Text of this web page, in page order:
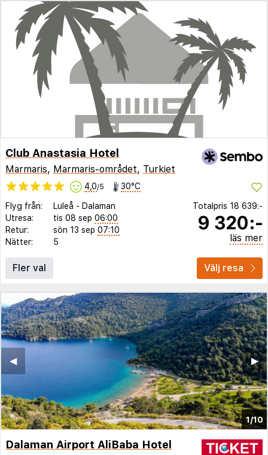
Club Anastasia Hotel
Marmaris, Marmaris-området, Turkiet
4,0/5 30°C
Flyg från: Luleå - Dalaman
Utresa:
tis 08 sep 06:00
Retur:
sön 13 sep 07:10
Nätter:
5
Totalpris 18 639:-
9 320:-
läs mer
Fler val Välj resa
1/10
▶︎
◀︎
Dalaman Airport AliBaba Hotel